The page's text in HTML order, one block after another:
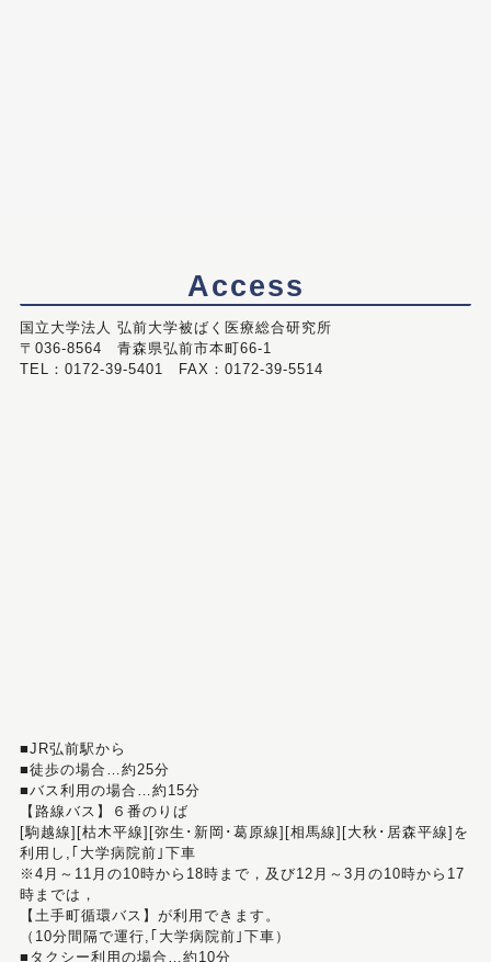
Access
国立大学法人 弘前大学被ばく医療総合研究所
〒036-8564 青森県弘前市本町66-1
TEL：0172-39-5401 FAX：0172-39-5514
■JR弘前駅から
■徒歩の場合…約25分
■バス利用の場合…約15分
【路線バス】６番のりば
[駒越線][枯木平線][弥生･新岡･葛原線][相馬線][大秋･居森平線]を
利用し,｢大学病院前｣下車
※4月～11月の10時から18時まで，及び12月～3月の10時から17
時までは，
【土手町循環バス】が利用できます。
（10分間隔で運行,｢大学病院前｣下車）
■タクシー利用の場合…約10分